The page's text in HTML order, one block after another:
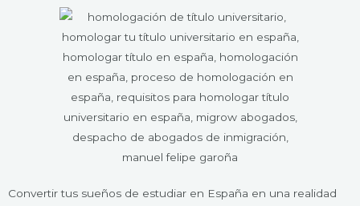
Convertir tus sueños de estudiar en España en una realidad